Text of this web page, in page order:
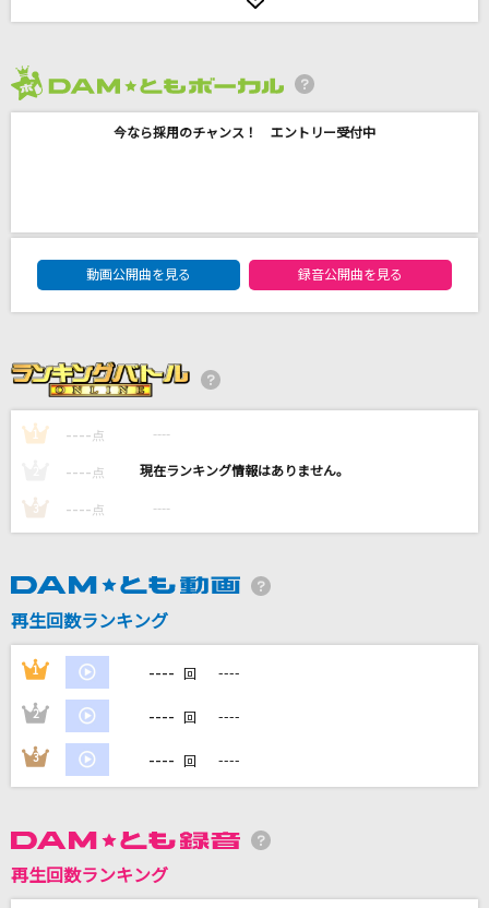
I LOVE YOU
ララバイ
里見浩太朗・横内正
And I Love You So
マスカット
Rain Tree
カラオケ最新情報をチェック！
今なら採用のチャンス！ エントリー受付中
DAM★ともボーカルエントリーランキング
動画公開曲を見る
録音公開曲を見る
1 ---- 点 ----
---- 点 ----
3 ---- 点 ----
再生回数ランキング
1 ---- 回 ----
2 ---- 回 ----
3 ---- 回 ----
再生回数ランキング